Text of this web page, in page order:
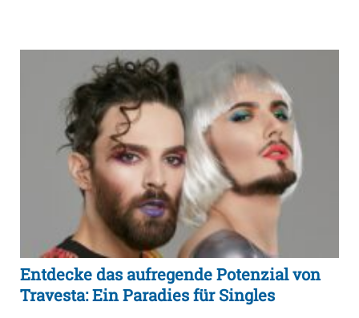
Entdecke das aufregende Potenzial von
Travesta: Ein Paradies für Singles